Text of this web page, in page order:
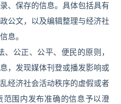
、保存的信息。具体包括具有
公文，以及编辑整理与经济社
息。
公正、公平、便民的原则，
，发现媒体刊登或播发影响或
经济社会活动秩序的虚假或者
范围内发布准确的信息予以澄